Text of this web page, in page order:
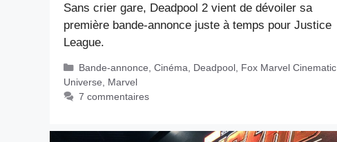
Sans crier gare, Deadpool 2 vient de dévoiler sa
première bande-annonce juste à temps pour Justice
League.
Catégories
Bande-annonce, Cinéma, Deadpool, Fox Marvel Cinematic
Universe, Marvel
7 commentaires